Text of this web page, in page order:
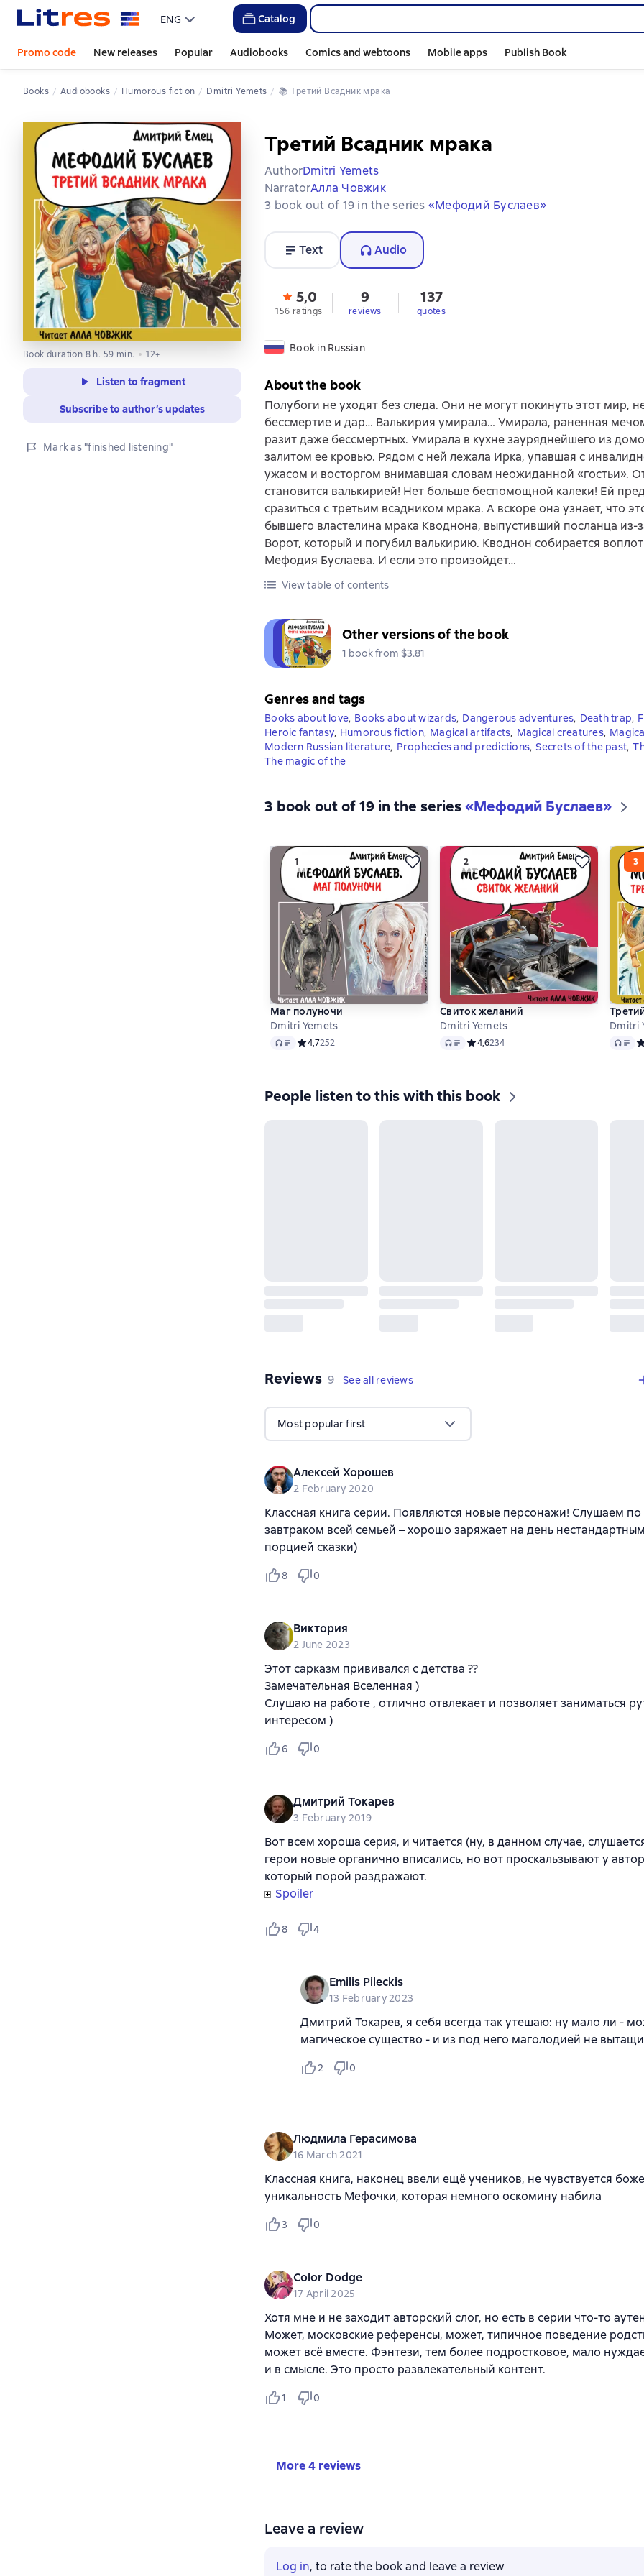
ENG Catalog
Promo code New releases Popular Audiobooks Comics and webtoons Mobile apps Publish Book
Books Audiobooks Humorous fiction Dmitri Yemets 📚 Третий Всадник мрака
Book duration 8 h. 59 min. 12+
Listen to fragment
Subscribe to author’s updates
Mark as "finished listening"
Третий Всадник мрака
AuthorDmitri Yemets
NarratorАлла Човжик
3 book out of 19 in the series «Мефодий Буслаев»
Text Audio
5,0
156 ratings
9
reviews
137
quotes
Book in Russian
About the book
Полубоги не уходят без следа. Они не могут покинуть этот мир,
бессмертие и дар… Валькирия умирала… Умирала, раненная
разит даже бессмертных. Умирала в кухне зауряднейшего из
залитом ее кровью. Рядом с ней лежала Ирка, упавшая с
ужасом и восторгом внимавшая словам неожиданной «гостьи».
становится валькирией! Нет больше беспомощной калеки! Ей
сразиться с третьим всадником мрака. А вскоре она узнает, что
бывшего властелина мрака Кводнона, выпустивший посланца из-
Ворот, который и погубил валькирию. Кводнон собирается
Мефодия Буслаева. И если это произойдет…
View table of contents
Other versions of the book
1 book from $3.81
Genres and tags
Books about love, Books about wizards, Dangerous adventures, Death trap,
Heroic fantasy, Humorous fiction, Magical artifacts, Magical creatures,
Modern Russian literature, Prophecies and predictions, Secrets of the past,
The magic of the
3 book out of 19 in the series«Мефодий Буслаев»
Маг полуночи
Dmitri Yemets
Audio Средний рейтинг 4,7 на основе 252 оценок
4,7252
Свиток желаний
Dmitri Yemets
Audio Средний рейтинг 4,6 на основе 234
4,6234
Dmitri
Audio
People listen to this with this book
Reviews 9 reviews
9 See all reviews
Most popular first
Алексей Хорошев
2 February 2020
Классная книга серии. Появляются новые персонажи! Слушаем по
завтраком всей семьей – хорошо заряжает на день
порцией сказки)
8 0
Виктория
2 June 2023
Этот сарказм прививался с детства ??
Замечательная Вселенная )
Слушаю на работе , отлично отвлекает и позволяет заниматься
интересом )
6 0
Дмитрий Токарев
3 February 2019
Вот всем хороша серия, и читается (ну, в данном случае,
герои новые органично вписались, но вот проскальзывают у
который порой раздражают.
Spoiler
8 4
Emilis Pileckis
13 February 2023
Дмитрий Токарев, я себя всегда так утешаю: ну мало ли -
магическое существо - и из под него маголодией не
2 0
Людмила Герасимова
16 March 2021
Классная книга, наконец ввели ещё учеников, не чувствуется
уникальность Мефочки, которая немного оскомину набила
3 0
Color Dodge
17 April 2025
Хотя мне и не заходит авторский слог, но есть в серии что-то
Может, московские референсы, может, типичное поведение
может всё вместе. Фэнтези, тем более подростковое, мало
и в смысле. Это просто развлекательный контент.
1 0
More 4 reviews
Leave a review
Log in, to rate the book and leave a review